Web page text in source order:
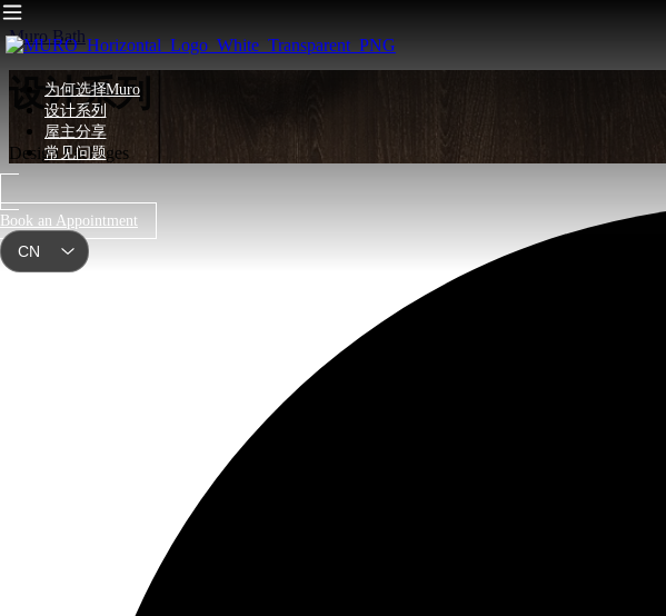
Muro Bath
为何选择Muro
设计系列
屋主分享
常见问题
Book an Appointment
设计系列
Design Packages